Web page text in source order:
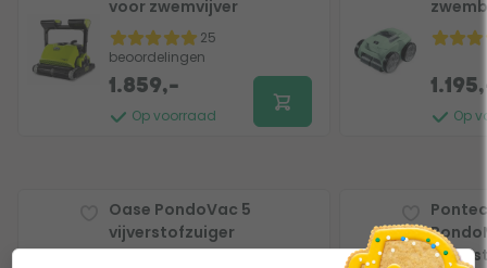
voor zwemvijver
25
beoordelingen
Op voorraad
1.859,-
Op
Oase PondoVac 5
vijverstofzuiger